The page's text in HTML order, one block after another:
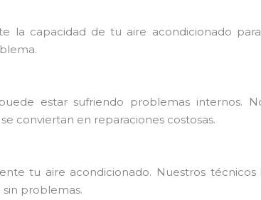
la capacidad de tu aire acondicionado
estar sufriendo problemas internos.
conviertan en reparaciones costosas.
tu aire acondicionado. Nuestros
problemas.